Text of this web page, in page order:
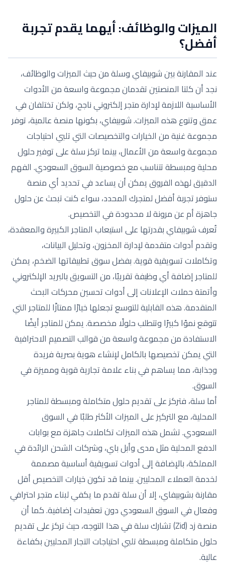
الميزات والوظائف: أيهما يقدم تجربة
أفضل؟
عند المقارنة بين شوبيفاي وسلة من حيث الميزات والوظائف،
نجد أن كلتا المنصتين تقدمان مجموعة واسعة من الأدوات
الأساسية اللازمة لإدارة متجر إلكتروني ناجح، ولكن تختلفان في
عمق وتنوع هذه الميزات. شوبيفاي، بكونها منصة عالمية، توفر
مجموعة غنية من الخيارات والتخصيصات التي تلبي احتياجات
مجموعة واسعة من الأعمال، بينما تركز سلة على توفير حلول
محلية ومبسطة تتناسب مع خصوصية السوق السعودي. الفهم
الدقيق لهذه الفروق يمكن أن يساعد في تحديد أي منصة
ستوفر تجربة أفضل لمتجرك المحدد، سواء كنت تبحث عن حلول
جاهزة أم عن مرونة لا محدودة في التخصيص.
تُعرف شوبيفاي بقدرتها على استيعاب المتاجر الكبيرة والمعقدة،
وتقدم أدوات متقدمة لإدارة المخزون، وتحليل البيانات،
وتكاملات تسويقية قوية. بفضل سوق تطبيقاتها الضخم، يمكن
للمتاجر إضافة أي وظيفة تقريبًا، من التسويق بالبريد الإلكتروني
وأتمتة حملات الإعلانات إلى أدوات تحسين محركات البحث
المتقدمة. هذه القابلية للتوسع تجعلها خيارًا ممتازًا للمتاجر التي
تتوقع نموًا كبيرًا وتتطلب حلولًا مخصصة. يمكن للمتاجر أيضًا
الاستفادة من مجموعة واسعة من قوالب التصميم الاحترافية
التي يمكن تخصيصها بالكامل لإنشاء هوية بصرية فريدة
وجذابة، مما يساهم في بناء علامة تجارية قوية ومميزة في
السوق.
أما سلة، فتركز على تقديم حلول متكاملة ومبسطة للمتاجر
المحلية، مع التركيز على الميزات الأكثر طلبًا في السوق
السعودي. تشمل هذه الميزات تكاملات جاهزة مع بوابات
الدفع المحلية مثل مدى وأبل باي، وشركات الشحن الرائدة في
المملكة، بالإضافة إلى أدوات تسويقية أساسية مصممة
لخدمة العملاء المحليين. بينما قد تكون خيارات التخصيص أقل
مقارنة بشوبيفاي، إلا أن سلة تقدم ما يكفي لبناء متجر احترافي
وفعال في السوق السعودي دون تعقيدات إضافية. كما أن
منصة زد (Zid) تشارك سلة في هذا التوجه، حيث تركز على تقديم
حلول متكاملة ومبسطة تلبي احتياجات التجار المحليين بكفاءة
عالية.